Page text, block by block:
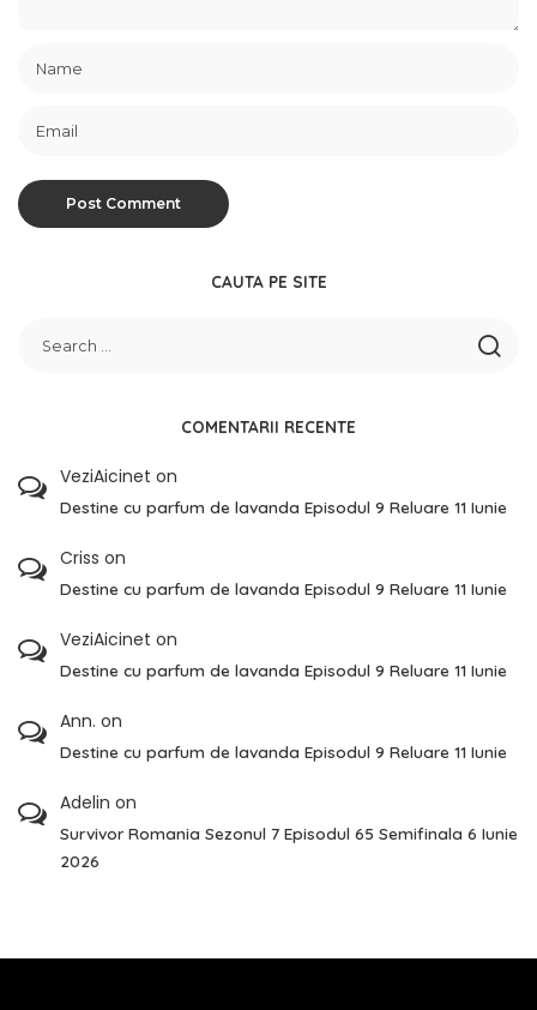
CAUTA PE SITE
COMENTARII RECENTE
VeziAicinet on
Destine cu parfum de lavanda Episodul 9 Reluare 11 Iunie
Criss on
Destine cu parfum de lavanda Episodul 9 Reluare 11 Iunie
VeziAicinet on
Destine cu parfum de lavanda Episodul 9 Reluare 11 Iunie
Ann. on
Destine cu parfum de lavanda Episodul 9 Reluare 11 Iunie
Adelin on
Survivor Romania Sezonul 7 Episodul 65 Semifinala 6 Iunie
2026